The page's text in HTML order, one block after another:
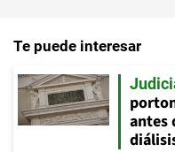
Te puede interesar
antes